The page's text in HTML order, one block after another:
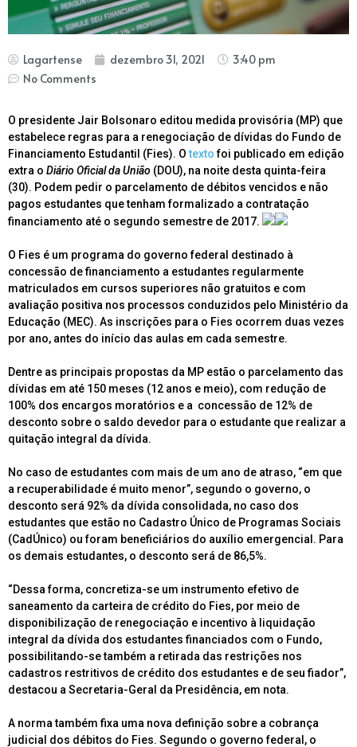
Lagartense dezembro 31, 2021
3:40 pm
No Comments
O presidente Jair Bolsonaro editou medida provisória (MP) que
estabelece regras para a renegociação de dívidas do Fundo de
Financiamento Estudantil (Fies). Otextofoi publicado em edição
extra o Diário Oficial da União (DOU), na noite desta quinta-feira
(30). Podem pedir o parcelamento de débitos vencidos e não
pagos estudantes que tenham formalizado a contratação
financiamento até o segundo semestre de 2017.
O Fies é um programa do governo federal destinado à
concessão de financiamento a estudantes regularmente
matriculados em cursos superiores não gratuitos e com
avaliação positiva nos processos conduzidos pelo Ministério da
Educação (MEC). As inscrições para o Fies ocorrem duas vezes
por ano, antes do início das aulas em cada semestre.
Dentre as principais propostas da MP estão o parcelamento das
dívidas em até 150 meses (12 anos e meio), com redução de
100% dos encargos moratórios e a concessão de 12% de
desconto sobre o saldo devedor para o estudante que realizar a
quitação integral da dívida.
No caso de estudantes com mais de um ano de atraso, “em que
a recuperabilidade é muito menor”, segundo o governo, o
desconto será 92% da dívida consolidada, no caso dos
estudantes que estão no Cadastro Único de Programas Sociais
(CadÚnico) ou foram beneficiários do auxílio emergencial. Para
os demais estudantes, o desconto será de 86,5%.
“Dessa forma, concretiza-se um instrumento efetivo de
saneamento da carteira de crédito do Fies, por meio de
disponibilização de renegociação e incentivo à liquidação
integral da dívida dos estudantes financiados com o Fundo,
possibilitando-se também a retirada das restrições nos
cadastros restritivos de crédito dos estudantes e de seu fiador”,
destacou a Secretaria-Geral da Presidência, em nota.
A norma também fixa uma nova definição sobre a cobrança
judicial dos débitos do Fies. Segundo o governo federal, o